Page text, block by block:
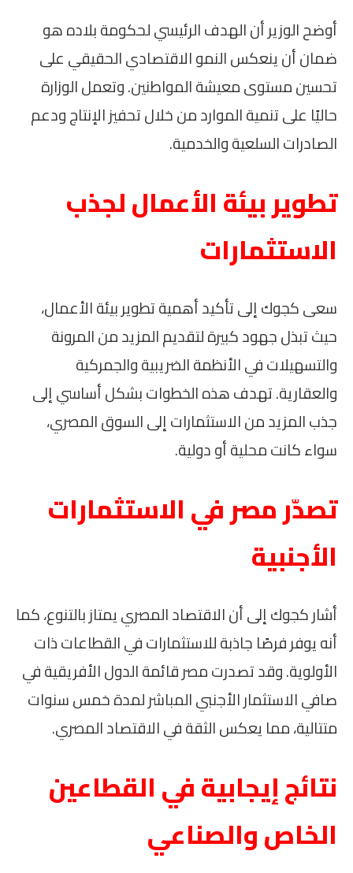
أوضح الوزير أن الهدف الرئيسي لحكومة بلاده هو
ضمان أن ينعكس النمو الاقتصادي الحقيقي على
تحسين مستوى معيشة المواطنين. وتعمل الوزارة
حاليًا على تنمية الموارد من خلال تحفيز الإنتاج ودعم
الصادرات السلعية والخدمية.
تطوير بيئة الأعمال لجذب
الاستثمارات
سعى كجوك إلى تأكيد أهمية تطوير بيئة الأعمال،
حيث تبذل جهود كبيرة لتقديم المزيد من المرونة
والتسهيلات في الأنظمة الضريبية والجمركية
والعقارية. تهدف هذه الخطوات بشكل أساسي إلى
جذب المزيد من الاستثمارات إلى السوق المصري،
سواء كانت محلية أو دولية.
تصدّر مصر في الاستثمارات
الأجنبية
أشار كجوك إلى أن الاقتصاد المصري يمتاز بالتنوع، كما
أنه يوفر فرصًا جاذبة للاستثمارات في القطاعات ذات
الأولوية. وقد تصدرت مصر قائمة الدول الأفريقية في
صافي الاستثمار الأجنبي المباشر لمدة خمس سنوات
متتالية، مما يعكس الثقة في الاقتصاد المصري.
نتائج إيجابية في القطاعين
الخاص والصناعي